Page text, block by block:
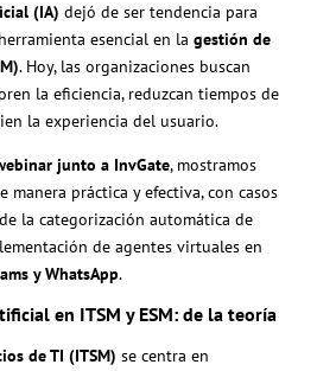
(IA) dejó de ser tendencia para
esencial en la gestión de
. Hoy, las organizaciones buscan
la eficiencia, reduzcan tiempos de
la experiencia del usuario.
junto a InvGate, mostramos
manera práctica y efectiva, con casos
la categorización automática de
de agentes virtuales en
y WhatsApp.
en ITSM y ESM: de la teoría
de TI (ITSM) se centra en